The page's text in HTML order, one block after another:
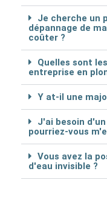
Je cherche un
dépannage de
coûter ?
Quelles sont
entreprise en
Y at-il une
J'ai besoin
pourriez-vous
Vous avez la
d'eau invisible ?